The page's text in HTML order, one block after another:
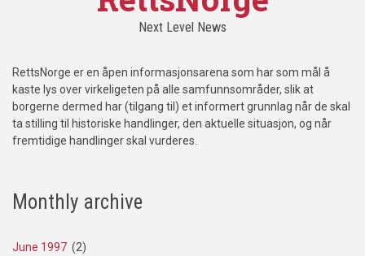
Next Level News
RettsNorge er en åpen informasjonsarena som har som mål å
kaste lys over virkeligeten på alle samfunnsområder, slik at
borgerne dermed har (tilgang til) et informert grunnlag når de skal
ta stilling til historiske handlinger, den aktuelle situasjon, og når
fremtidige handlinger skal vurderes.
Monthly archive
June 1997 (2)